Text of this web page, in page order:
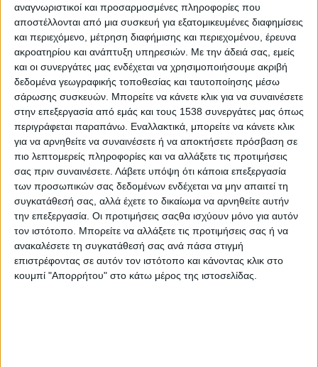
αναγνωριστικοί και προσαρμοσμένες πληροφορίες που
αποστέλλονται από μια συσκευή για εξατομικευμένες διαφημίσεις
και περιεχόμενο, μέτρηση διαφήμισης και περιεχομένου, έρευνα
ακροατηρίου και ανάπτυξη υπηρεσιών. Με την άδειά σας, εμείς
και οι συνεργάτες μας ενδέχεται να χρησιμοποιήσουμε ακριβή
δεδομένα γεωγραφικής τοποθεσίας και ταυτοποίησης μέσω
σάρωσης συσκευών. Μπορείτε να κάνετε κλικ για να συναινέσετε
στην επεξεργασία από εμάς και τους 1538 συνεργάτες μας όπως
περιγράφεται παραπάνω. Εναλλακτικά, μπορείτε να κάνετε κλικ
για να αρνηθείτε να συναινέσετε ή να αποκτήσετε πρόσβαση σε
πιο λεπτομερείς πληροφορίες και να αλλάξετε τις προτιμήσεις
σας πριν συναινέσετε. Λάβετε υπόψη ότι κάποια επεξεργασία
των προσωπικών σας δεδομένων ενδέχεται να μην απαιτεί τη
συγκατάθεσή σας, αλλά έχετε το δικαίωμα να αρνηθείτε αυτήν
την επεξεργασία. Οι προτιμήσεις σαςθα ισχύουν μόνο για αυτόν
τον ιστότοπο. Μπορείτε να αλλάξετε τις προτιμήσεις σας ή να
ανακαλέσετε τη συγκατάθεσή σας ανά πάσα στιγμή
επιστρέφοντας σε αυτόν τον ιστότοπο και κάνοντας κλικ στο
κουμπί "Απορρήτου" στο κάτω μέρος της ιστοσελίδας.
Εκδήλωση ενδιαφέροντος εταιριών
Κλείσε το πακέτο συμμετοχής σου
εδώ!